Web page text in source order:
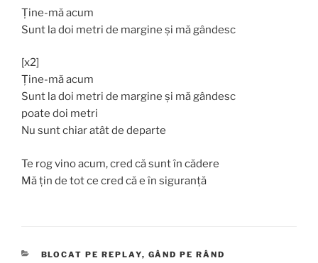
Ține-mă acum
Sunt la doi metri de margine și mă gândesc
[x2]
Ține-mă acum
Sunt la doi metri de margine și mă gândesc
poate doi metri
Nu sunt chiar atât de departe
Te rog vino acum, cred că sunt în cădere
Mă țin de tot ce cred că e în siguranță
CATEGORII
BLOCAT PE REPLAY, GÂND PE RÂND